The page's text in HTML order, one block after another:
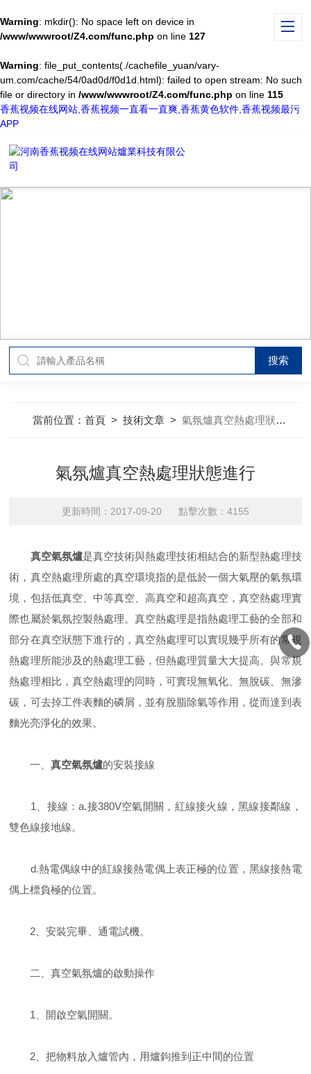
Warning: mkdir(): No space left on device in
/www/wwwroot/Z4.com/func.php on line 127
Warning: file_put_contents(./cachefile_yuan/vary-
um.com/cache/54/0ad0d/f0d1d.html): failed to open stream: No such
file or directory in /www/wwwroot/Z4.com/func.php on line 115
香蕉视频在线网站,香蕉视频一直看一直爽,香蕉黄色软件,香蕉视频最污
APP
當前位置：首頁 >技術文章 >氣氛爐真空熱處理狀態進行
氣氛爐真空熱處理狀態進行
更新時間：2017-09-20 點擊次數：4155
真空氣氛爐是真空技術與熱處理技術相結合的新型熱處理技
術，真空熱處理所處的真空環境指的是低於一個大氣壓的氣氛環
境，包括低真空、中等真空、高真空和超高真空，真空熱處理實
際也屬於氣氛控製熱處理。真空熱處理是指熱處理工藝的全部和
部分在真空狀態下進行的，真空熱處理可以實現幾乎所有的常規
熱處理所能涉及的熱處理工藝，但熱處理質量大大提高。與常規
熱處理相比，真空熱處理的同時，可實現無氧化、無脫碳、無滲
碳，可去掉工件表麵的磷屑，並有脫脂除氣等作用，從而達到表
麵光亮淨化的效果。
一、真空氣氛爐的安裝接線
1、接線：a.接380V空氣開關，紅線接火線，黑線接鄰線，
雙色線接地線。
d.熱電偶線中的紅線接熱電偶上表正極的位置，黑線接熱電
偶上標負極的位置。
2、安裝完畢、通電試機。
二、真空氣氛爐的啟動操作
1、開啟空氣開關。
2、把物料放入爐管內，用爐鉤推到正中間的位置